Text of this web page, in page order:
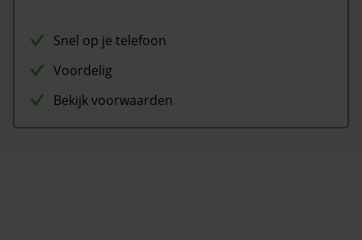
Snel op je telefoon
Voordelig
Bekijk voorwaarden